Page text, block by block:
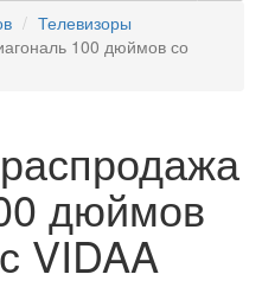
Телевизоры
100 дюймов со
дюймов
VIDAA